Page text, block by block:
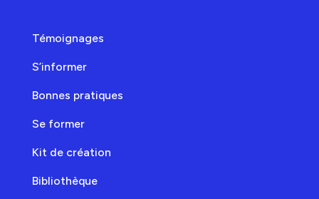
Témoignages
S’informer
Bonnes pratiques
Se former
Kit de création
Bibliothèque